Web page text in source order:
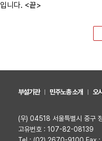
니다. <끝>
부설기관 민주노총 소개 오
(우) 04518 서울특별시 중구
고유번호 : 107-82-08139